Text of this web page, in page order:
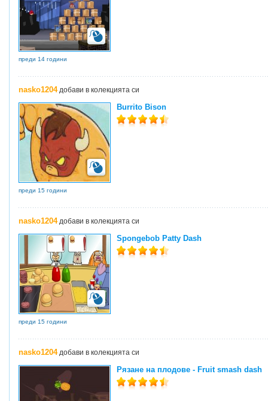
преди 14 години
nasko1204добави в колекцията си
Burrito Bison
преди 15 години
nasko1204добави в колекцията си
Spongebob Patty Dash
преди 15 години
nasko1204добави в колекцията си
Рязане на плодове - Fruit smash dash